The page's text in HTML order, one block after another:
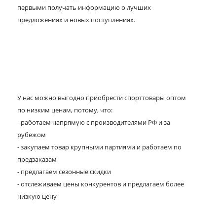
первыми получать информацию о лучших
предложениях и новых поступлениях.
У нас можно выгодно приобрести спорттовары оптом
по низким ценам, потому, что:
- работаем напрямую с производителями РФ и за
рубежом
- закупаем товар крупными партиями и работаем по
предзаказам
- предлагаем сезонные скидки
- отслеживаем цены конкурентов и предлагаем более
низкую цену